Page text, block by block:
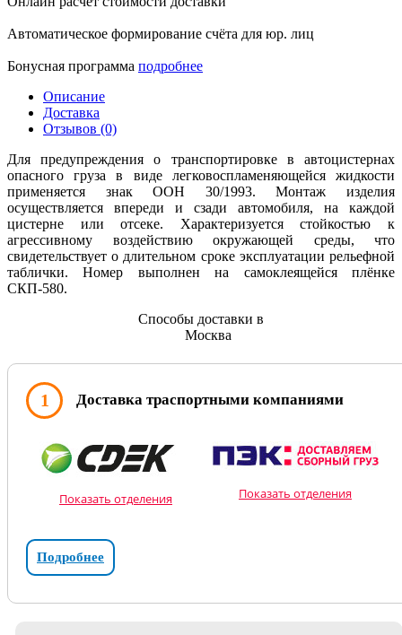
Автоматическое формирование счёта для юр. лиц
Бонусная программа подробнее
Описание
Доставка
Отзывов (0)
Для предупреждения о транспортировке в автоцистернах
опасного груза в виде легковоспламеняющейся жидкости
применяется знак ООН 30/1993. Монтаж изделия
осуществляется впереди и сзади автомобиля, на каждой
цистерне или отсеке. Характеризуется стойкостью к
агрессивному воздействию окружающей среды, что
свидетельствует о длительном сроке эксплуатации рельефной
таблички. Номер выполнен на самоклеящейся плёнке
СКП-580.
Способы доставки в
Москва
1 Доставка траспортными компаниями
Показать отделения Показать отделения
Подробнее